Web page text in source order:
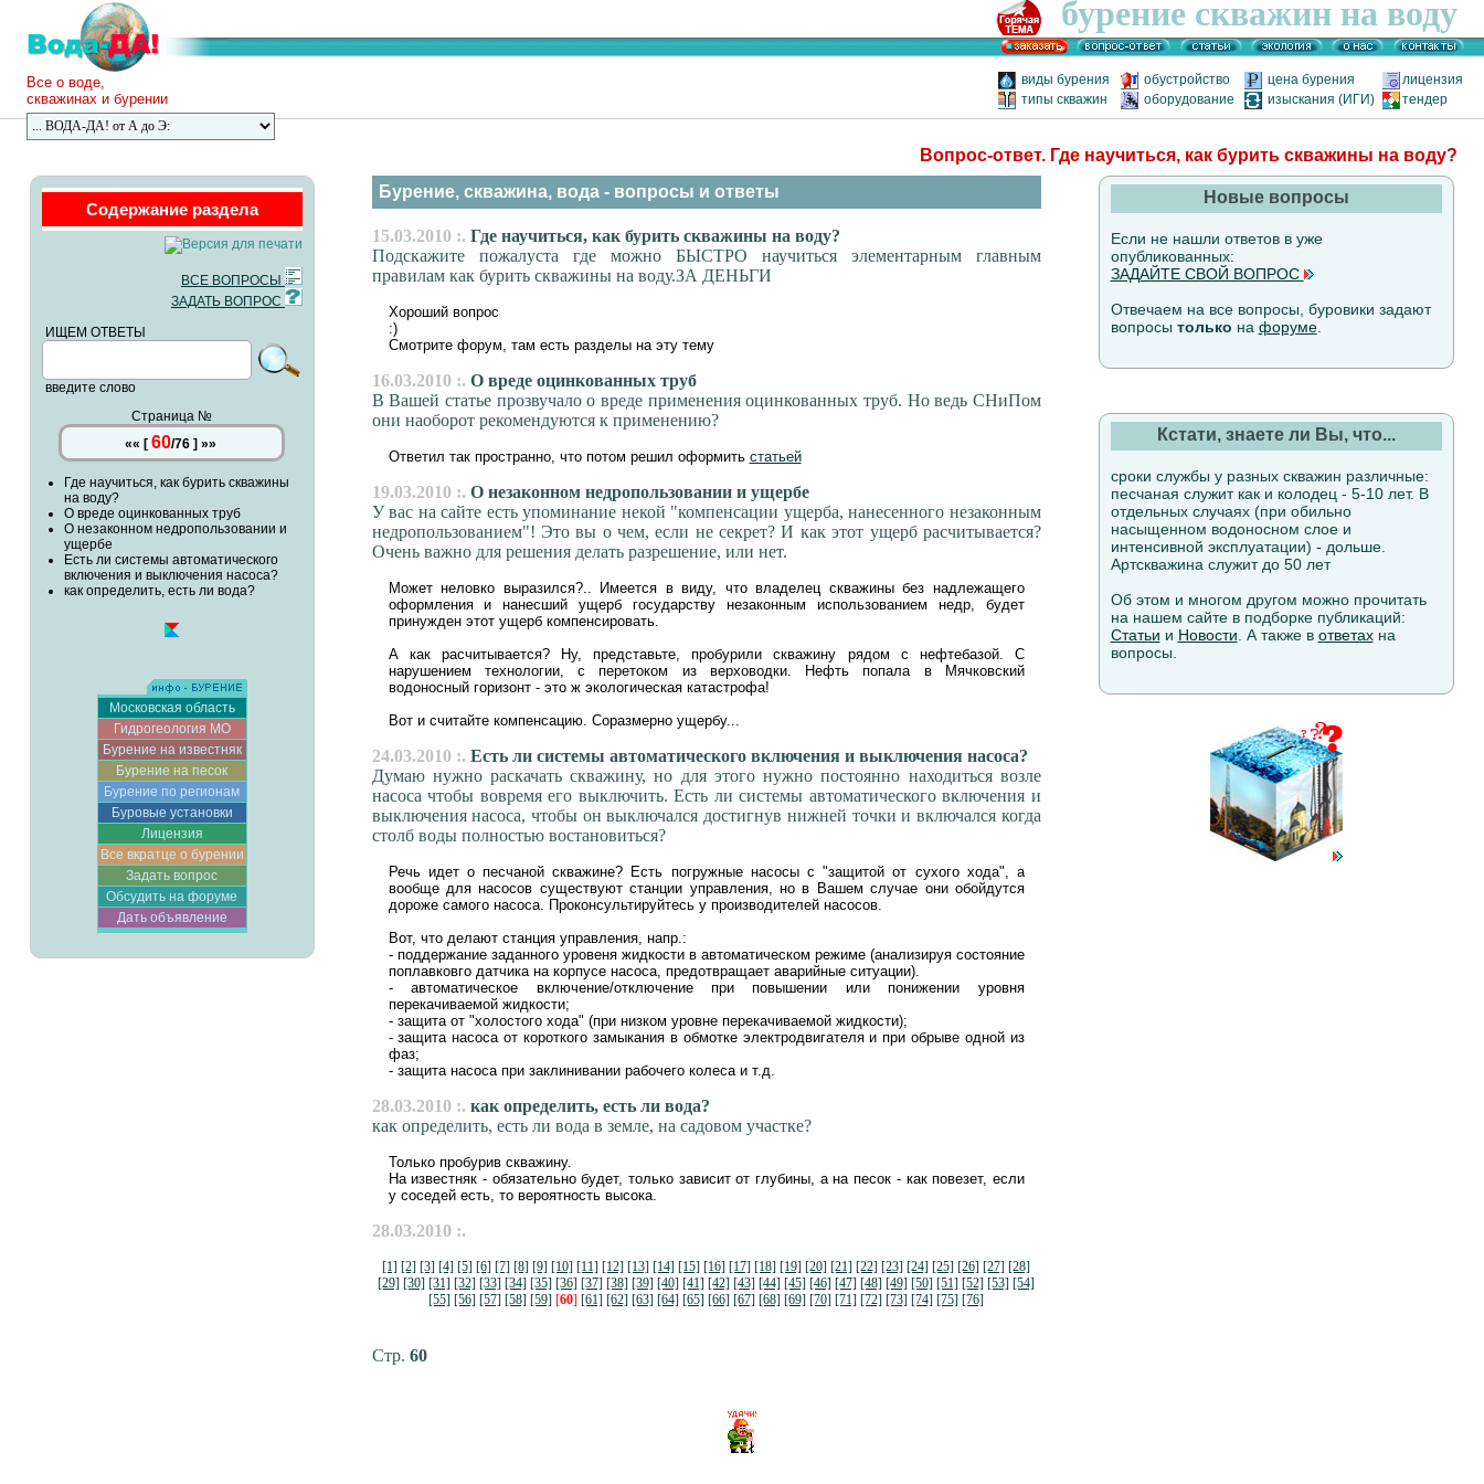
бурение скважин на воду
виды бурения обустройство цена бурения
лицензия
типы скважин
оборудование изыскания (ИГИ) тендер
Все о воде,
скважинах и бурении
Вопрос-ответ. Где научиться, как бурить скважины на воду?
Содержание раздела
ВСЕ ВОПРОСЫ
ЗАДАТЬ ВОПРОС
ИЩЕМ ОТВЕТЫ
введите слово
Страница №
«« [ 60/76] »»
Где научиться, как бурить скважины
на воду?
О вреде оцинкованных труб
О незаконном недропользовании и
ущербе
Есть ли системы автоматического
включения и выключения насоса?
как определить, есть ли вода?
Московская область
Гидрогеология МО
Бурение на известняк
Бурение на песок
Бурение по регионам
Буровые установки
Лицензия
Все вкратце о бурении
Задать вопрос
Обсудить на форуме
Дать объявление
Бурение, скважина, вода - вопросы и ответы
15.03.2010 :. Где научиться, как бурить скважины на воду?
Подскажите пожалуста где можно БЫСТРО научиться элементарным главным
правилам как бурить скважины на воду.ЗА ДЕНЬГИ
Хороший вопрос
:)
Смотрите форум, там есть разделы на эту тему
16.03.2010 :. О вреде оцинкованных труб
В Вашей статье прозвучало о вреде применения оцинкованных труб. Но ведь СНиПом
они наоборот рекомендуются к применению?
Ответил так пространно, что потом решил оформить статьей
19.03.2010 :. О незаконном недропользовании и ущербе
У вас на сайте есть упоминание некой "компенсации ущерба, нанесенного незаконным
недропользованием"! Это вы о чем, если не секрет? И как этот ущерб расчитывается?
Очень важно для решения делать разрешение, или нет.
Может неловко выразился?.. Имеется в виду, что владелец скважины без надлежащего
оформления и нанесший ущерб государству незаконным использованием недр, будет
принужден этот ущерб компенсировать.
А как расчитывается? Ну, представьте, пробурили скважину рядом с нефтебазой. С
нарушением технологии, с перетоком из верховодки. Нефть попала в Мячковский
водоносный горизонт - это ж экологическая катастрофа!
Вот и считайте компенсацию. Соразмерно ущербу...
24.03.2010 :. Есть ли системы автоматического включения и выключения насоса?
Думаю нужно раскачать скважину, но для этого нужно постоянно находиться возле
насоса чтобы вовремя его выключить. Есть ли системы автоматического включения и
выключения насоса, чтобы он выключался достигнув нижней точки и включался когда
столб воды полностью востановиться?
Речь идет о песчаной скважине? Есть погружные насосы с "защитой от сухого хода", а
вообще для насосов существуют станции управления, но в Вашем случае они обойдутся
дороже самого насоса. Проконсультируйтесь у производителей насосов.
Вот, что делают станция управления, напр.:
- поддержание заданного уровеня жидкости в автоматическом режиме (анализируя состояние
поплавковго датчика на корпусе насоса, предотвращает аварийные ситуации).
- автоматическое включение/отключение при повышении или понижении уровня
перекачиваемой жидкости;
- защита от "холостого хода" (при низком уровне перекачиваемой жидкости);
- защита насоса от короткого замыкания в обмотке электродвигателя и при обрыве одной из
фаз;
- защита насоса при заклинивании рабочего колеса и т.д.
28.03.2010 :. как определить, есть ли вода?
как определить, есть ли вода в земле, на садовом участке?
Только пробурив скважину.
На известняк - обязательно будет, только зависит от глубины, а на песок - как повезет, если
у соседей есть, то вероятность высока.
28.03.2010 :.
[1] [2] [3] [4] [5] [6] [7] [8] [9] [10] [11] [12] [13] [14] [15] [16] [17] [18] [19] [20] [21] [22] [23] [24] [25] [26] [27] [28]
[29] [30] [31] [32] [33] [34] [35] [36] [37] [38] [39] [40] [41] [42] [43] [44] [45] [46] [47] [48] [49] [50] [51] [52] [53] [54]
[55] [56] [57] [58] [59] [60] [61] [62] [63] [64] [65] [66] [67] [68] [69] [70] [71] [72] [73] [74] [75] [76]
Стр. 60
Новые вопросы
Если не нашли ответов в уже
опубликованных:
ЗАДАЙТЕ СВОЙ ВОПРОС
Отвечаем на все вопросы, буровики задают
вопросы только на форуме.
Кстати, знаете ли Вы, что...
сроки службы у разных скважин различные:
песчаная служит как и колодец - 5-10 лет. В
отдельных случаях (при обильно
насыщенном водоносном слое и
интенсивной эксплуатации) - дольше.
Артскважина служит до 50 лет
Об этом и многом другом можно прочитать
на нашем сайте в подборке публикаций:
Статьи и Новости . А также в ответахна
вопросы.